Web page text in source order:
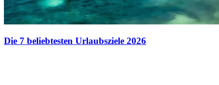
Die 7 beliebtesten Urlaubsziele 2026